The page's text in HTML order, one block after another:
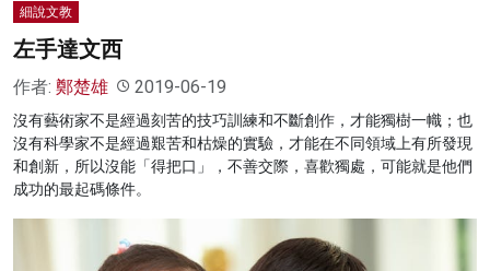
細說文教
左手達文西
作者: 鄭楚雄 2019-06-19
沒有藝術家不是經過刻苦的技巧訓練和不斷創作，才能獨樹一幟；也
沒有科學家不是經過艱苦和枯燥的實驗，才能在不同領域上有所發現
和創新，所以沒能「得把口」，不善交際，喜歡獨處，可能就是他們
成功的最起碼條件。